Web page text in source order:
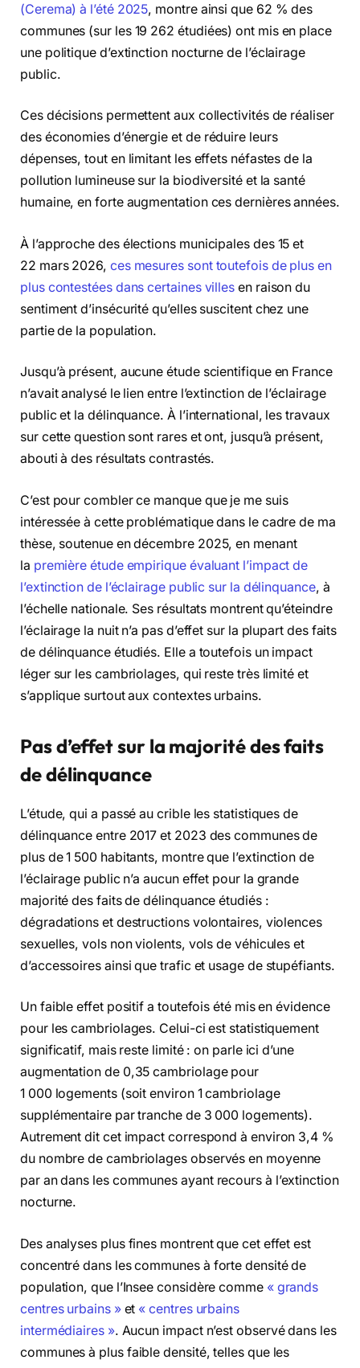
(Cerema) à l’été 2025, montre ainsi que 62 % des
communes (sur les 19 262 étudiées) ont mis en place
une politique d’extinction nocturne de l’éclairage
public.
Ces décisions permettent aux collectivités de réaliser
des économies d’énergie et de réduire leurs
dépenses, tout en limitant les effets néfastes de la
pollution lumineuse sur la biodiversité et la santé
humaine, en forte augmentation ces dernières années.
À l’approche des élections municipales des 15 et
22 mars 2026, ces mesures sont toutefois de plus en
plus contestées dans certaines villes en raison du
sentiment d’insécurité qu’elles suscitent chez une
partie de la population.
Jusqu’à présent, aucune étude scientifique en France
n’avait analysé le lien entre l’extinction de l’éclairage
public et la délinquance. À l’international, les travaux
sur cette question sont rares et ont, jusqu’à présent,
abouti à des résultats contrastés.
C’est pour combler ce manque que je me suis
intéressée à cette problématique dans le cadre de ma
thèse, soutenue en décembre 2025, en menant
la première étude empirique évaluant l’impact de
l’extinction de l’éclairage public sur la délinquance, à
l’échelle nationale. Ses résultats montrent qu’éteindre
l’éclairage la nuit n’a pas d’effet sur la plupart des faits
de délinquance étudiés. Elle a toutefois un impact
léger sur les cambriolages, qui reste très limité et
s’applique surtout aux contextes urbains.
Pas d’effet sur la majorité des faits
de délinquance
L’étude, qui a passé au crible les statistiques de
délinquance entre 2017 et 2023 des communes de
plus de 1 500 habitants, montre que l’extinction de
l’éclairage public n’a aucun effet pour la grande
majorité des faits de délinquance étudiés :
dégradations et destructions volontaires, violences
sexuelles, vols non violents, vols de véhicules et
d’accessoires ainsi que trafic et usage de stupéfiants.
Un faible effet positif a toutefois été mis en évidence
pour les cambriolages. Celui-ci est statistiquement
significatif, mais reste limité : on parle ici d’une
augmentation de 0,35 cambriolage pour
1 000 logements (soit environ 1 cambriolage
supplémentaire par tranche de 3 000 logements).
Autrement dit cet impact correspond à environ 3,4 %
du nombre de cambriolages observés en moyenne
par an dans les communes ayant recours à l’extinction
nocturne.
Des analyses plus fines montrent que cet effet est
concentré dans les communes à forte densité de
population, que l’Insee considère comme « grands
centres urbains »et « centres urbains
intermédiaires ». Aucun impact n’est observé dans les
communes à plus faible densité, telles que les